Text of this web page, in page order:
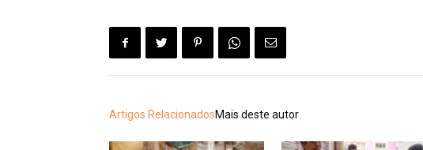
Artigos RelacionadosMais deste autor